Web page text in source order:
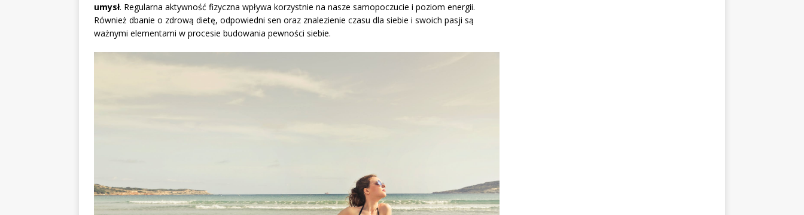
umysł. Regularna aktywność fizyczna wpływa korzystnie na nasze samopoczucie i poziom energii.
Również dbanie o zdrową dietę, odpowiedni sen oraz znalezienie czasu dla siebie i swoich pasji są
ważnymi elementami w procesie budowania pewności siebie.